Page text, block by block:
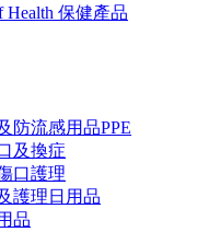
Health 保健產品
防流感用品PPE
及換症
口護理
護理日用品
品